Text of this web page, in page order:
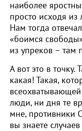
наиболее
просто исходя из
Нам тогда
«боимся
из упреков – там
А вот это в
какая! Такая,
люди, ни дня те
мне, противники
вы знаете